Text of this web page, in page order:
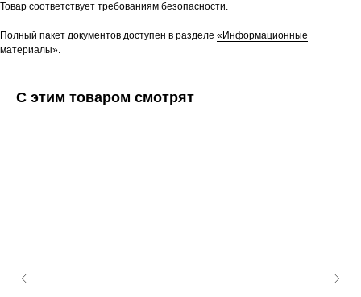
Товар соответствует требованиям безопасности.
Полный пакет документов доступен в разделе «Информационные
материалы».
С этим товаром смотрят